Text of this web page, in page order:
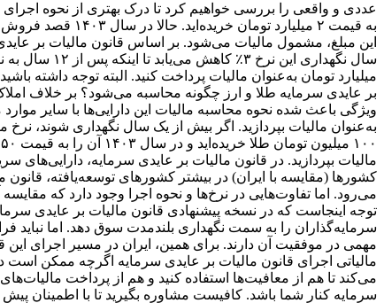
میلیارد تومان به‌عنوان مالیات پرداخت کنید. البته توجه داشته
بر عایدی سرمایه طلا و ارز چگونه محاسبه می‌شود؟ بر خلاف
مالیات بپردازید. در قانون مالیات بر عایدی سرمایه، دارایی‌های
کشورها (مقایسه با ایران) در بیشتر کشورهای توسعه‌یافته،
می‌رود. اما تفاوت‌هایی در نرخ‌ها و نحوه اجرا وجود دارد که
توجه اینجاست که در نسخه پیشنهادی قانون مالیات بر عایدی
سرمایه‌گذاران را به سمت نگهداری بلندمدت سوق دهد. اما
مهمی در موفقیت آن دارند. برای همین، ایران در مسیر اجرای این
مالیاتی اجرای قانون مالیات بر عایدی سرمایه اگرچه ممکن است
می‌کند تا هم از معافیت‌ها استفاده کنید و هم از پرداخت
سرمایه کنار شما باشد. کافیست مشاوره بگیرید تا با اطمینان پیش